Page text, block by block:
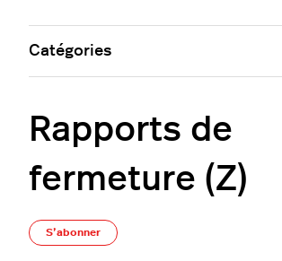
Rapports de
fermeture (Z)
S’abonner
Catégories